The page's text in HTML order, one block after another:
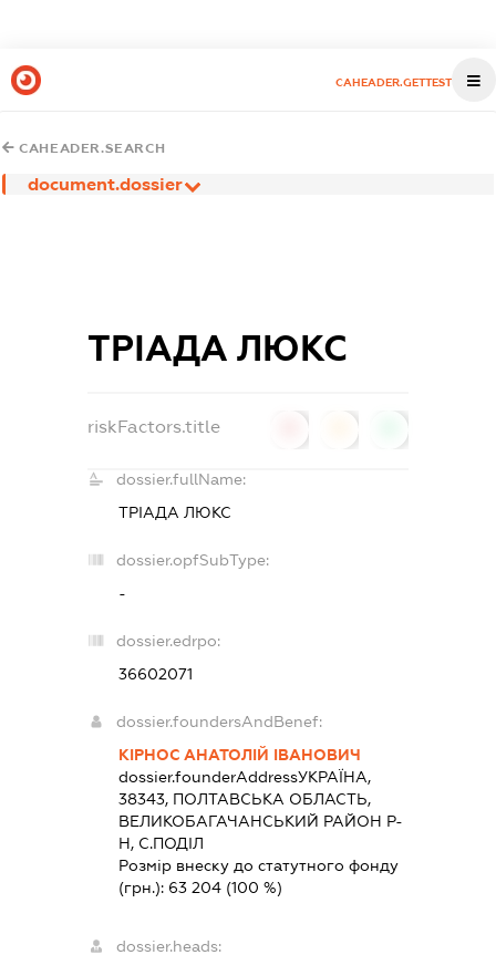
CAHEADER.GETTEST
CAHEADER.SEARCH
document.dossier
ТРІАДА ЛЮКС
riskFactors.title
dossier.fullName:
ТРІАДА ЛЮКС
dossier.opfSubType:
-
dossier.edrpo:
36602071
dossier.foundersAndBenef:
КІРНОС АНАТОЛІЙ ІВАНОВИЧ
dossier.founderAddressУКРАЇНА,
38343, ПОЛТАВСЬКА ОБЛАСТЬ,
ВЕЛИКОБАГАЧАНСЬКИЙ РАЙОН Р-
Н, С.ПОДІЛ
Розмір внеску до статутного фонду
(грн.): 63 204 (100 %)
dossier.heads: